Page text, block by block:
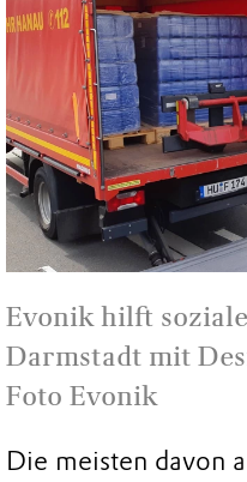
Evonik hilft
Darmstadt mit
Foto Evonik
Die meisten davon